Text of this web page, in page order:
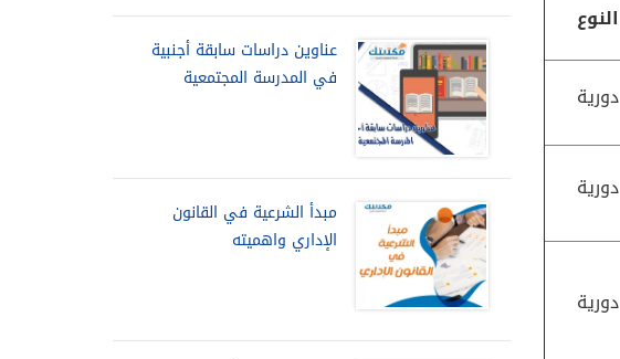
النوع
دورية
دورية
دورية
عناوين دراسات سابقة أجنبية
في المدرسة المجتمعية
مبدأ الشرعية في القانون
الإداري واهميته